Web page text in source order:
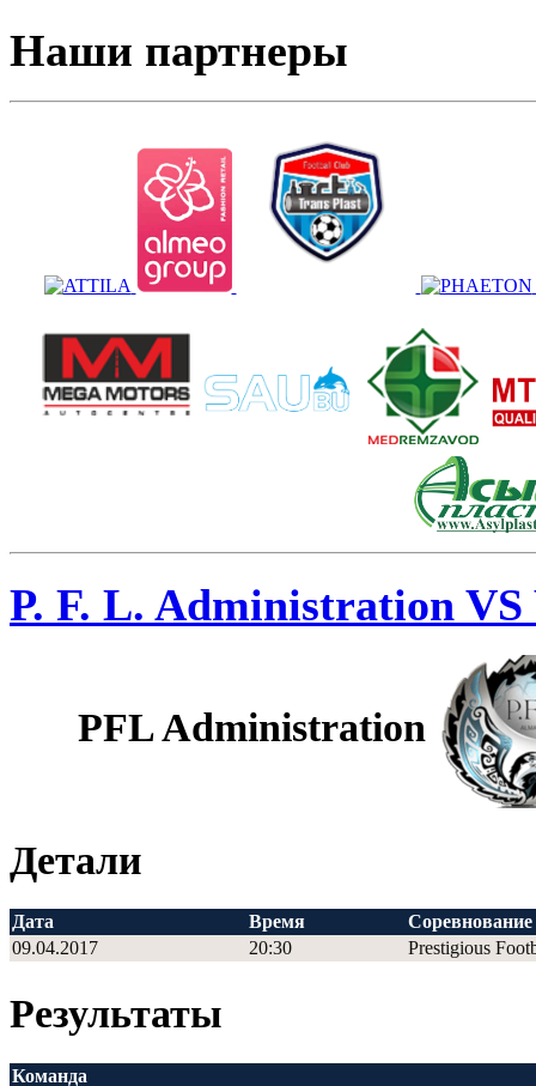
Наши партнеры
P. F. L. Administration
PFL Administration
Детали
Дата Время
Соревнование
09.04.2017
20:30 Prestigious
Результаты
Команда